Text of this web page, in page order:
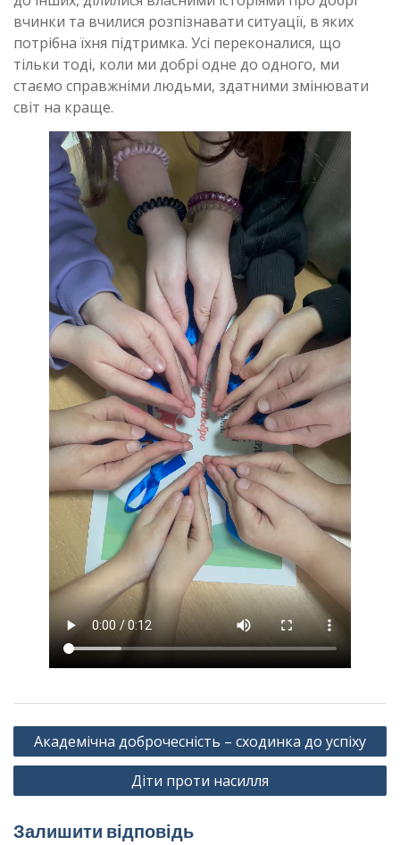
вчинки та вчилися розпізнавати ситуації, в яких
потрібна їхня підтримка. Усі переконалися, що
тільки тоді, коли ми добрі одне до одного, ми
стаємо справжніми людьми, здатними змінювати
світ на краще.
Навігація
записів
Академічна доброчесність – сходинка до успіху
Діти проти насилля
Залишити відповідь